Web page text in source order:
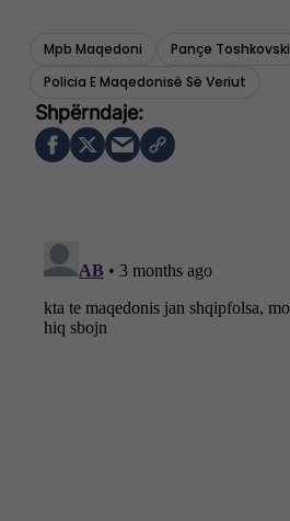
Mpb Maqedoni
Pançe Toshkovski
Policia E Maqedonisë Së Veriut